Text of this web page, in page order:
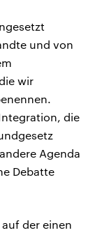
und von
wir
die
Agenda
Debatte
der einen